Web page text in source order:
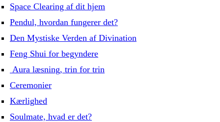
Space Clearing af dit hjem
Pendul, hvordan fungerer det?
Den Mystiske Verden af Divination
Feng Shui for begyndere
Aura læsning, trin for trin
Ceremonier
Kærlighed
Soulmate, hvad er det?